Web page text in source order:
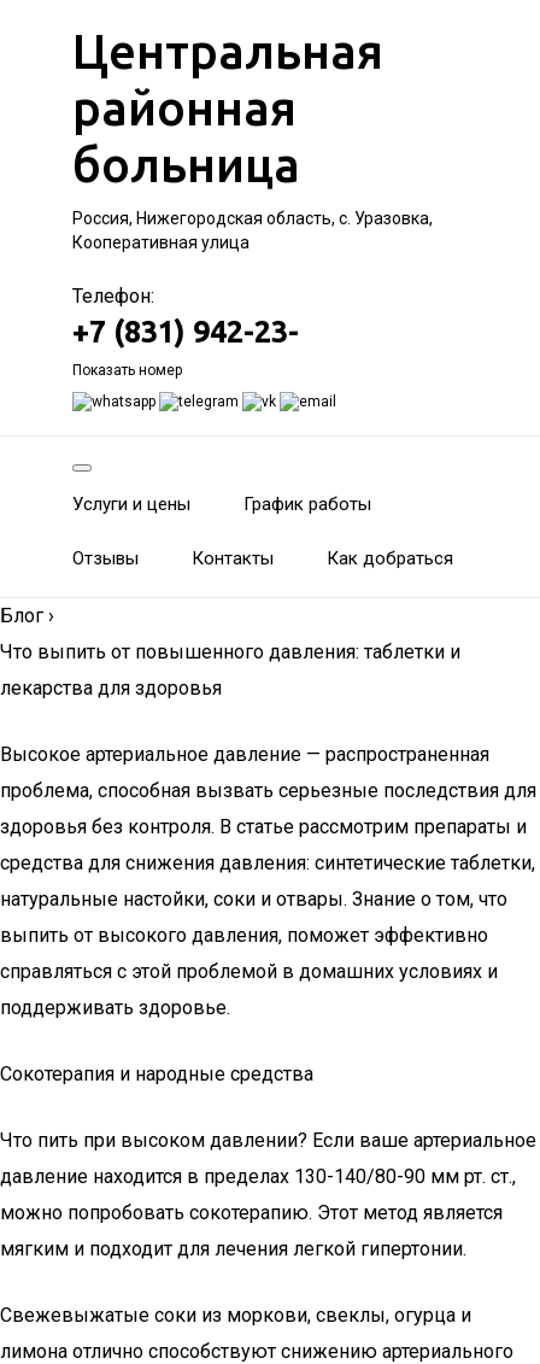
Центральная
районная
больница
Россия, Нижегородская область, с. Уразовка,
Кооперативная улица
Телефон:
+7 (831) 942-23-
Показать номер
Услуги и цены График работы
Отзывы Контакты Как добраться
Блог ›
Что выпить от повышенного давления: таблетки и
лекарства для здоровья
Высокое артериальное давление — распространенная
проблема, способная вызвать серьезные последствия для
здоровья без контроля. В статье рассмотрим препараты и
средства для снижения давления: синтетические таблетки,
натуральные настойки, соки и отвары. Знание о том, что
выпить от высокого давления, поможет эффективно
справляться с этой проблемой в домашних условиях и
поддерживать здоровье.
Сокотерапия и народные средства
Что пить при высоком давлении? Если ваше артериальное
давление находится в пределах 130-140/80-90 мм рт. ст.,
можно попробовать сокотерапию. Этот метод является
мягким и подходит для лечения легкой гипертонии.
Свежевыжатые соки из моркови, свеклы, огурца и
лимона отлично способствуют снижению артериального